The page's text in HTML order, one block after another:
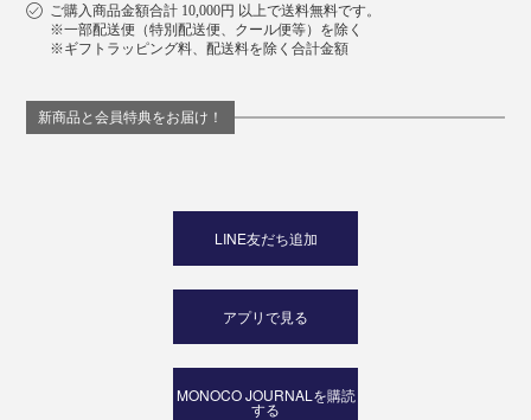
ご購入商品金額合計 10,000円 以上で送料無料です。
※一部配送便（特別配送便、クール便等）を除く
※ギフトラッピング料、配送料を除く合計金額
新商品と会員特典をお届け！
LINE友だち追加
アプリで見る
MONOCO JOURNALを購読
する